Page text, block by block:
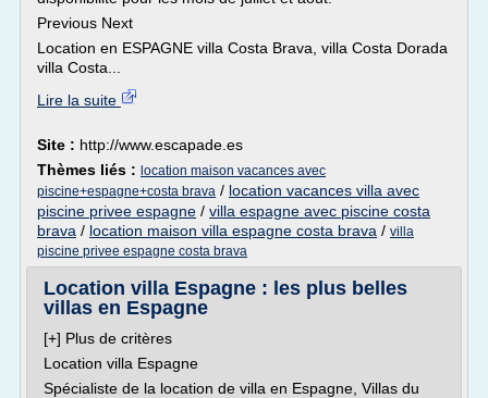
Previous Next
Location en ESPAGNE villa Costa Brava, villa Costa Dorada
villa Costa...
Lire la suite
Site : http://www.escapade.es
Thèmes liés : location maison vacances avec
piscine+espagne+costa brava / location vacances villa avec
piscine privee espagne / villa espagne avec piscine costa
brava / location maison villa espagne costa brava / villa
piscine privee espagne costa brava
Location villa Espagne : les plus belles
villas en Espagne
[+] Plus de critères
Location villa Espagne
Spécialiste de la location de villa en Espagne, Villas du